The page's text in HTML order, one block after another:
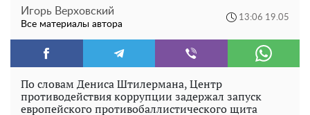
Игорь Верховский
Все материалы автора
13:06 19.05
По словам Дениса Штилермана, Центр
противодействия коррупции задержал запуск
европейского противобаллистического щита